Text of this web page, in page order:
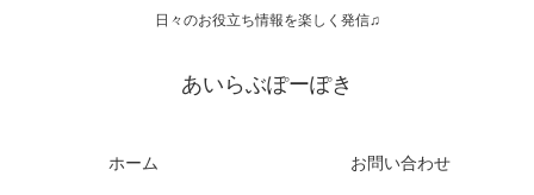
日々のお役立ち情報を楽しく発信♫
あいらぶぽーぽき
ホーム お問い合わせ